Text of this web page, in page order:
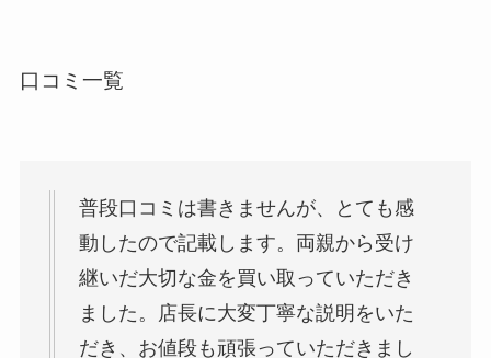
口コミ一覧
普段口コミは書きませんが、とても感
動したので記載します。両親から受け
継いだ大切な金を買い取っていただき
ました。店長に大変丁寧な説明をいた
だき、お値段も頑張っていただきまし